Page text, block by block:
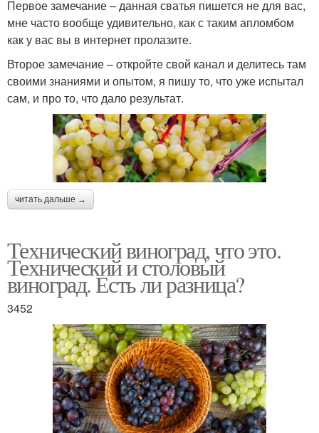
Первое замечание – данная сватья пишется не для вас,
мне часто вообще удивительно, как с таким апломбом
как у вас вы в интернет пролазите.
Второе замечание – откройте свой канал и делитесь там
своими знаниями и опытом, я пишу то, что уже испытал
сам, и про то, что дало результат.
читать дальше →
Технический виноград, что это.
Технический и столовый
виноград. Есть ли разница?
3452